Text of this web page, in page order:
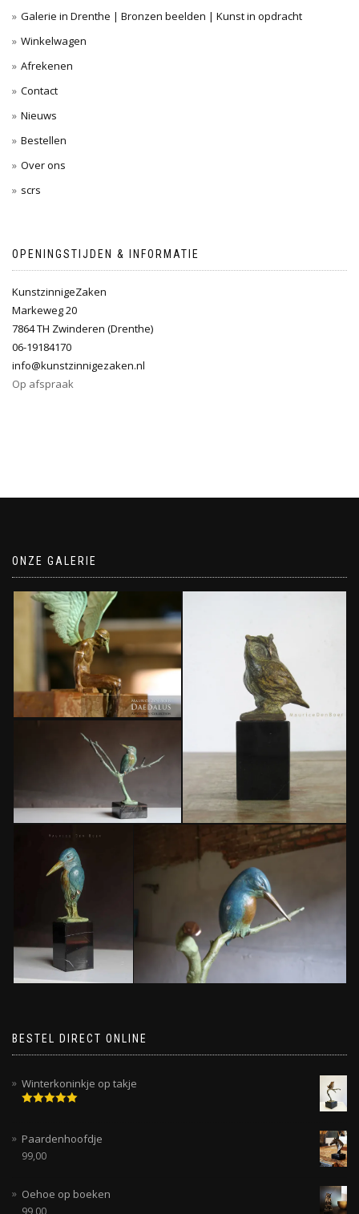
Galerie in Drenthe | Bronzen beelden | Kunst in opdracht
Winkelwagen
Afrekenen
Contact
Nieuws
Bestellen
Over ons
scrs
OPENINGSTIJDEN & INFORMATIE
KunstzinnigeZaken
Markeweg 20
7864 TH Zwinderen (Drenthe)
06-19184170
info@kunstzinnigezaken.nl
Op afspraak
ONZE GALERIE
BESTEL DIRECT ONLINE
Winterkoninkje op takje
Paardenhoofdje
99,00
Oehoe op boeken